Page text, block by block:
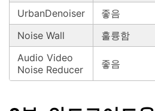
UrbanDenoiser
좋음
Noise Wall
훌륭함
Audio Video
Noise Reducer
좋음